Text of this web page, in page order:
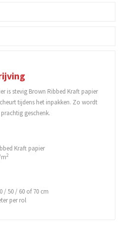
is stevig Brown Ribbed Kraft papier
tijdens het inpakken. Zo wordt
geschenk.
Kraft papier
2
/ 50 / 60 of 70 cm
per rol